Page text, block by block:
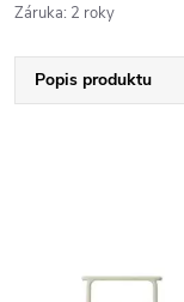
Záruka: 2 roky
Popis produktu